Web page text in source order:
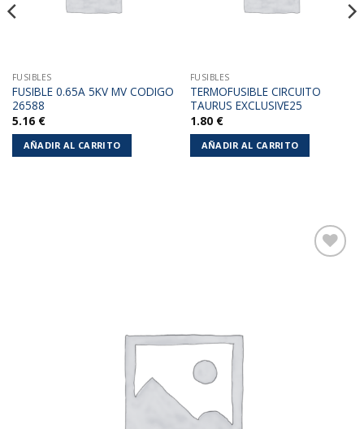
FUSIBLES
FUSIBLE 0.65A 5KV MV CODIGO
26588
5.16 €
AÑADIR AL CARRITO
FUSIBLES
TERMOFUSIBLE CIRCUITO
TAURUS EXCLUSIVE25
1.80 €
AÑADIR AL CARRITO